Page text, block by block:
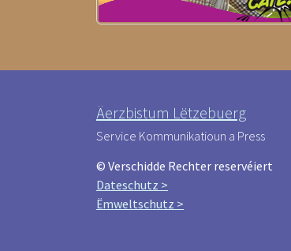
Äerzbistum Lëtzebuerg
Service Kommunikatioun a Press
© Verschidde Rechter reservéiert
Dateschutz >
Ëmweltschutz >